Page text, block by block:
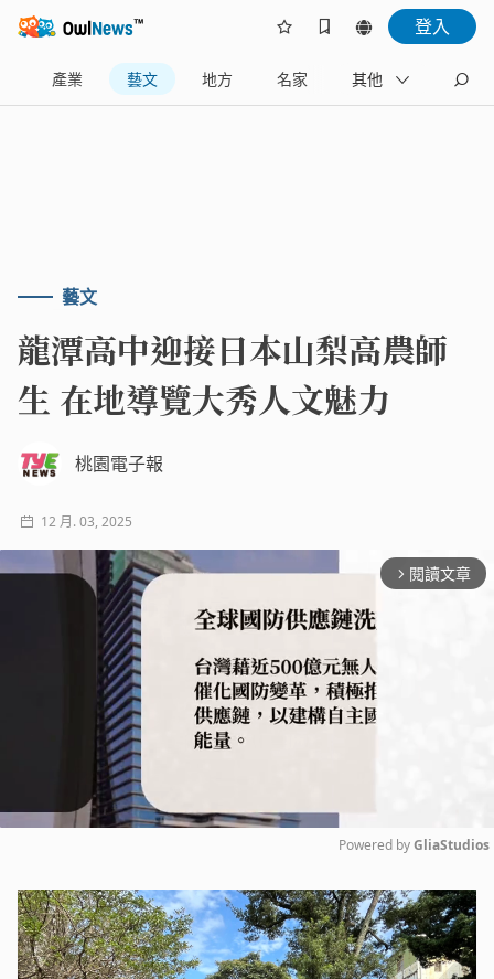
登入
產業 藝文 地方 名家 其他
藝文
龍潭高中迎接日本山梨高農師
生 在地導覽大秀人文魅力
桃園電子報
12 月. 03, 2025
arrow_forward_ios 閱讀文章
Mute
Powered by GliaStudios